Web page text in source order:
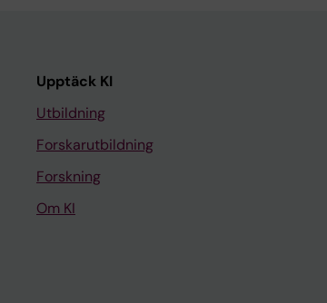
Upptäck KI
Utbildning
Forskarutbildning
Forskning
Om KI